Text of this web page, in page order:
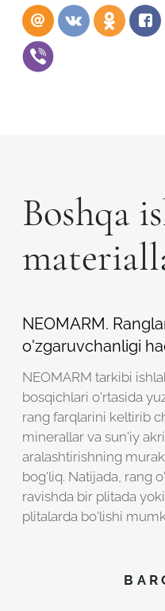
Boshqa
NEOMARM.
o'zgaruvchanligi
NEOMARM tarkibi
bosqichlari o'rtasida
rang farqlarini keltirib
minerallar va sun'iy
aralashtirishning
bog'liq. Natijada, rang
ravishda bir plitada
plitalarda bo'lishi